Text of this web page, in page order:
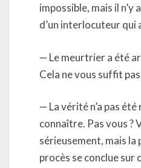
impossible, mais il n’y
d’un interlocuteur
— Le meurtrier a été
Cela ne vous suffit pas
— La vérité n’a pas été
connaître. Pas vous ?
sérieusement, mais la
procès se conclue sur